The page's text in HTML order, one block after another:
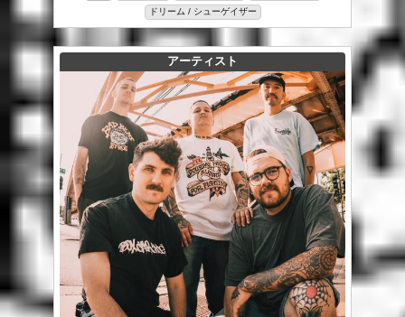
ドリーム / シューゲイザー
アーティスト